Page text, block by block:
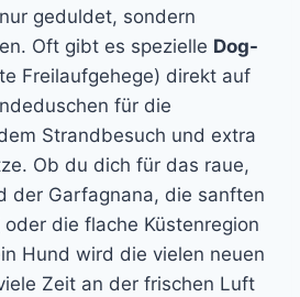
geduldet, sondern
Oft gibt es spezielle Dog-
Freilaufgehege) direkt auf
für die
Strandbesuch und extra
Ob du dich für das raue,
der Garfagnana, die sanften
oder die flache Küstenregion
Hund wird die vielen neuen
Zeit an der frischen Luft